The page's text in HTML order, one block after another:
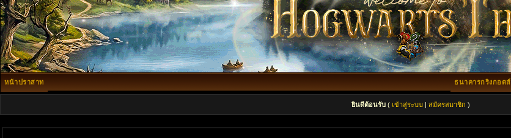
หน้าปราสาท ธนาคารกริงกอตส์
ยินดีต้อนรับ ( เข้าสู่ระบบ | สมัครสมาชิก )